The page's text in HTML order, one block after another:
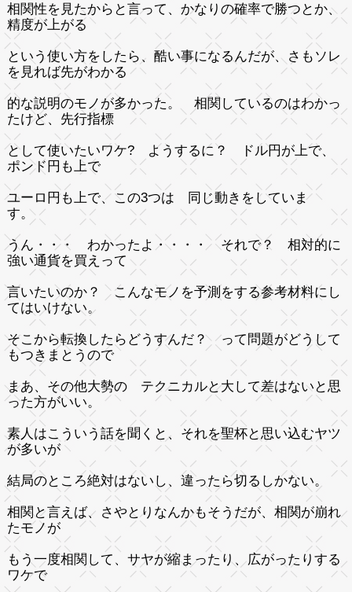
相関性を見たからと言って、かなりの確率で勝つとか、
精度が上がる
という使い方をしたら、酷い事になるんだが、さもソレ
を見れば先がわかる
的な説明のモノが多かった。 相関しているのはわかっ
たけど、先行指標
として使いたいワケ? ようするに？ ドル円が上で、
ポンド円も上で
ユーロ円も上で、この3つは 同じ動きをしていま
す。
うん・・・ わかったよ・・・・ それで？ 相対的に
強い通貨を買えって
言いたいのか？ こんなモノを予測をする参考材料にし
てはいけない。
そこから転換したらどうすんだ？ って問題がどうして
もつきまとうので
まあ、その他大勢の テクニカルと大して差はないと思
った方がいい。
素人はこういう話を聞くと、それを聖杯と思い込むヤツ
が多いが
結局のところ絶対はないし、違ったら切るしかない。
相関と言えば、さやとりなんかもそうだが、相関が崩れ
たモノが
もう一度相関して、サヤが縮まったり、広がったりする
ワケで